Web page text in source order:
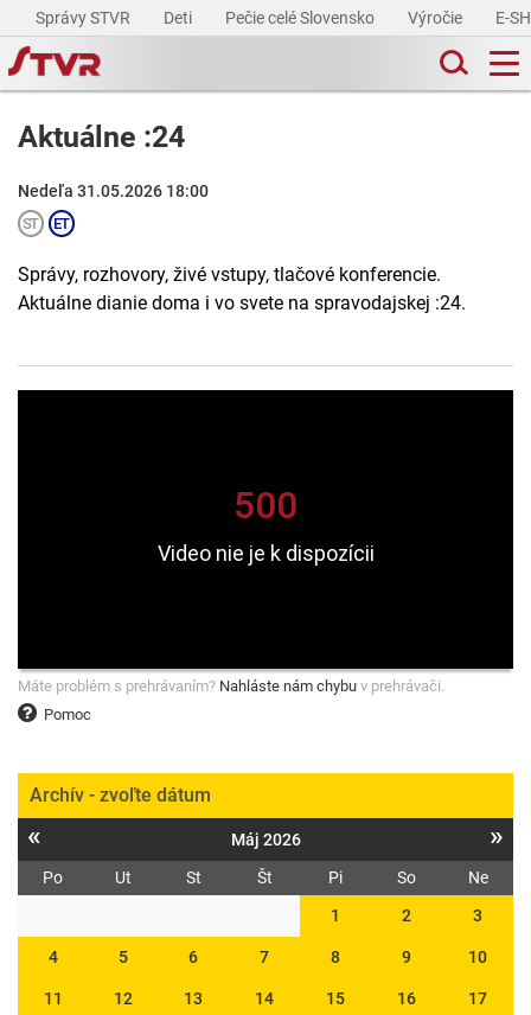
Správy STVR Deti Pečie celé Slovensko Výročie E-
Aktuálne :24
Nedeľa 31.05.2026 18:00
Správy, rozhovory, živé vstupy, tlačové konferencie.
Aktuálne dianie doma i vo svete na spravodajskej :24.
Pomoc
Máte problém s prehrávaním? Nahláste nám chybu v prehrávači.
Archív - zvoľte dátum
« Máj 2026 »
Po Ut St Št Pi So
Ne
1
2 3
4 5 6 7 8 9 10
11 12 13 14 15 16 17